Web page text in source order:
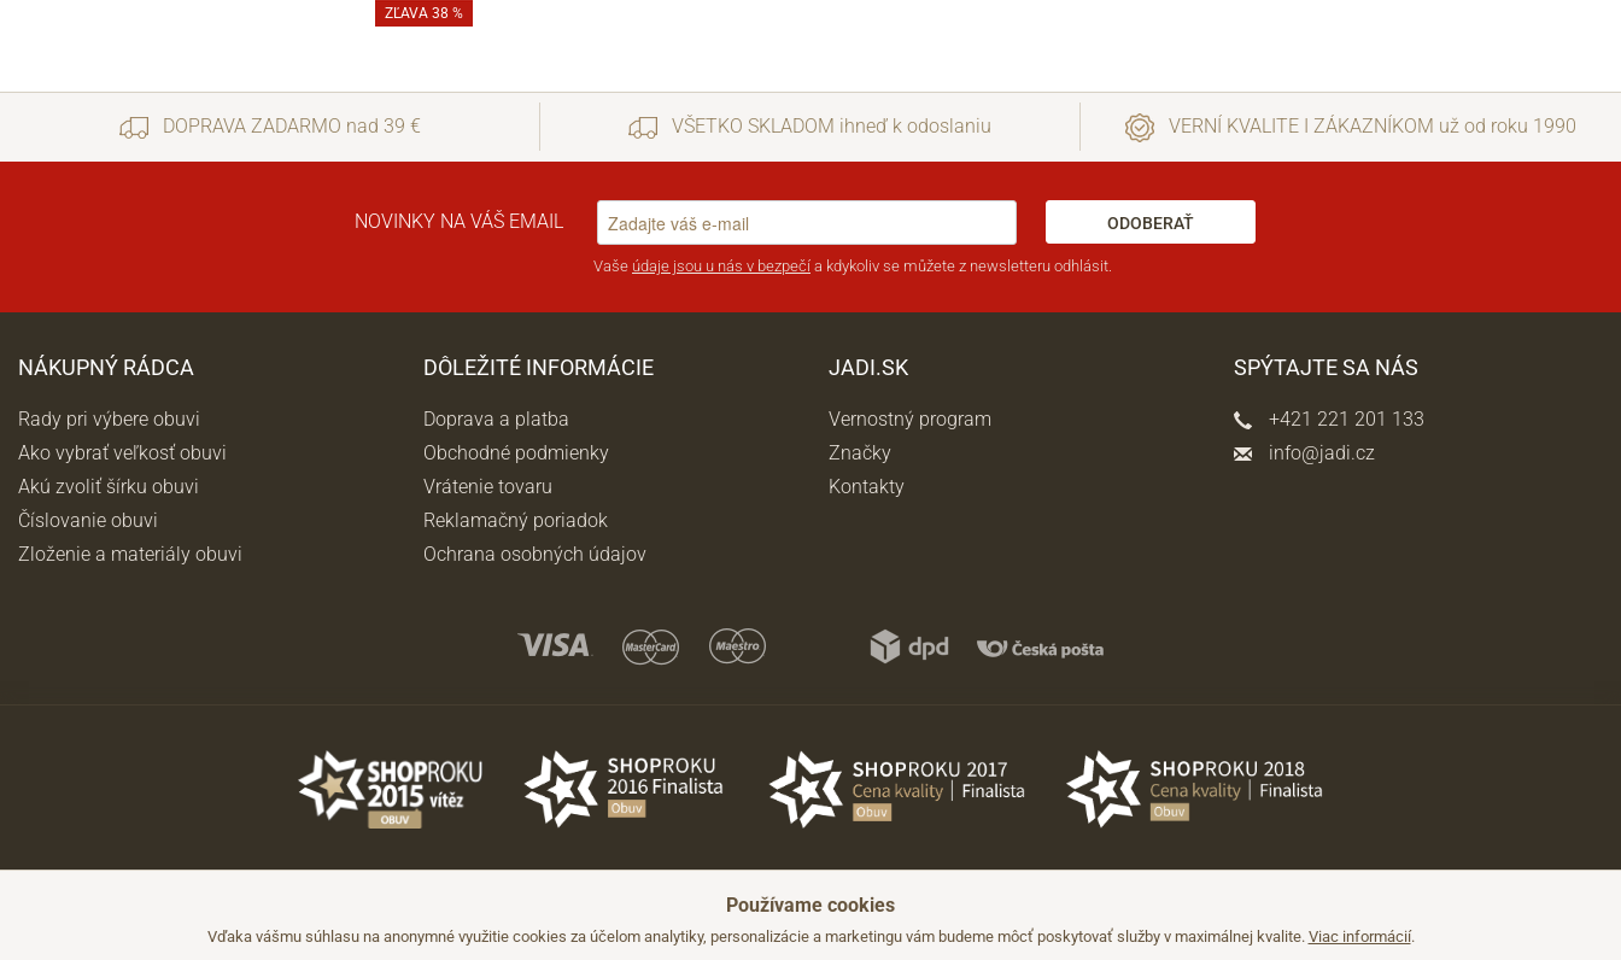
ZĽAVA 38 %
DOPRAVA ZADARMO nad 39 € VŠETKO SKLADOM ihneď k odoslaniu VERNÍ KVALITE I ZÁKAZNÍKOM už od roku 1990
NOVINKY NA VÁŠ EMAIL ODOBERAŤ
Vaše údaje jsou u nás v bezpečí a kdykoliv se můžete z newsletteru odhlásit.
NÁKUPNÝ RÁDCA
Rady pri výbere obuvi
Ako vybrať veľkosť obuvi
Akú zvoliť šírku obuvi
Číslovanie obuvi
Zloženie a materiály obuvi
DÔLEŽITÉ INFORMÁCIE
Doprava a platba
Obchodné podmienky
Vrátenie tovaru
Reklamačný poriadok
Ochrana osobných údajov
JADI.SK
Vernostný program
Značky
Kontakty
SPÝTAJTE SA NÁS
+421 221 201 133
info@jadi.cz
Simplia.cz.
Používame cookies
Vďaka vášmu súhlasu na anonymné využitie cookies za účelom analytiky, personalizácie a marketingu vám budeme môcť poskytovať služby v maximálnej kvalite. Viac informácií.